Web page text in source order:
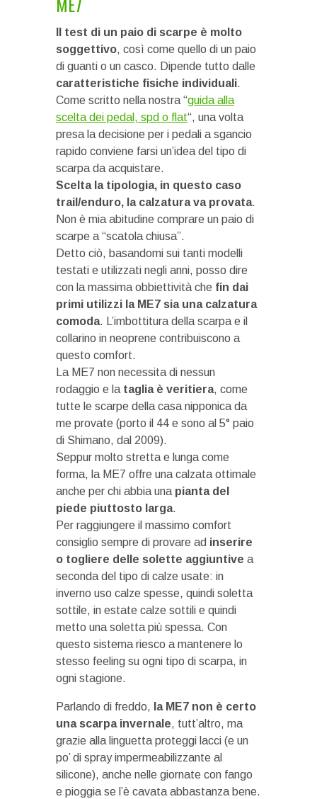
Il test di un paio di scarpe è molto
soggettivo, così come quello di un paio
di guanti o un casco. Dipende tutto dalle
caratteristiche fisiche individuali.
Come scritto nella nostra “guida alla
scelta dei pedal, spd o flat“, una volta
presa la decisione per i pedali a sgancio
rapido conviene farsi un’idea del tipo di
scarpa da acquistare.
Scelta la tipologia, in questo caso
trail/enduro, la calzatura va provata.
Non è mia abitudine comprare un paio di
scarpe a “scatola chiusa”.
Detto ciò, basandomi sui tanti modelli
testati e utilizzati negli anni, posso dire
con la massima obbiettività che fin dai
primi utilizzi la ME7 sia una calzatura
comoda. L’imbottitura della scarpa e il
collarino in neoprene contribuiscono a
questo comfort.
La ME7 non necessita di nessun
rodaggio e la tagliaè veritiera, come
tutte le scarpe della casa nipponica da
me provate (porto il 44 e sono al 5° paio
di Shimano, dal 2009).
Seppur molto stretta e lunga come
forma, la ME7 offre una calzata ottimale
anche per chi abbia una pianta del
piede piuttosto larga.
Per raggiungere il massimo comfort
consiglio sempre di provare ad inserire
o togliere delle solette aggiuntive a
seconda del tipo di calze usate: in
inverno uso calze spesse, quindi soletta
sottile, in estate calze sottili e quindi
metto una soletta più spessa. Con
questo sistema riesco a mantenere lo
stesso feeling su ogni tipo di scarpa, in
ogni stagione.
Parlando di freddo,
la ME7 non è certo
una scarpa invernale, tutt’altro, ma
grazie alla linguetta proteggi lacci (e un
po’ di spray impermeabilizzante al
silicone), anche nelle giornate con fango
e pioggia se l’è cavata abbastanza bene.